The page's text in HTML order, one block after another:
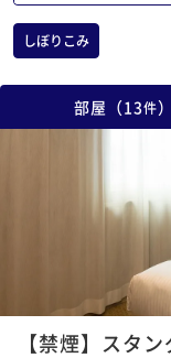
しぼりこみ
部屋 （13件）
【禁煙】スタ